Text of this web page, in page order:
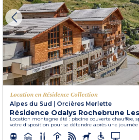
Location en Résidence Collection
Alpes du Sud | Orcières Merlette
Résidence Odalys Rochebrune
Location montagne été : piscine couverte chauffée,
votre disposition pour se détendre après une journée